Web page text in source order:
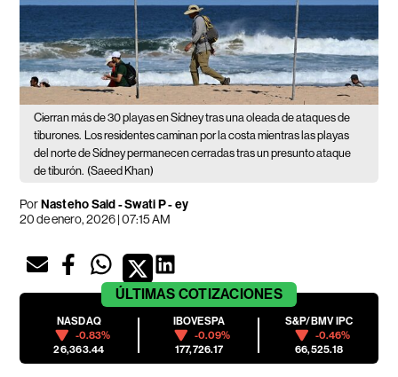
Cierran más de 30 playas en Sídney tras una oleada de ataques de
tiburones. Los residentes caminan por la costa mientras las playas
del norte de Sídney permanecen cerradas tras un presunto ataque
de tiburón. (Saeed Khan)
PorNasteho Said - Swati P - ey
20 de enero, 2026 | 07:15 AM
ÚLTIMAS COTIZACIONES
NASDAQ
-0.83%
26,363.44
IBOVESPA
-0.09%
177,726.17
S&P/BMV IPC
-0.46%
66,525.18